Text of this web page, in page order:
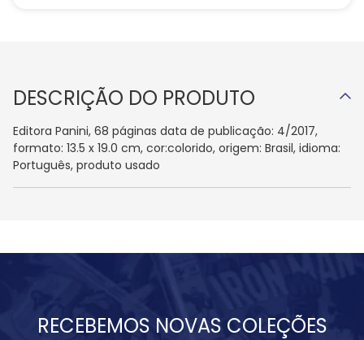
DESCRIÇÃO DO PRODUTO
Editora Panini, 68 páginas data de publicação: 4/2017,
formato: 13.5 x 19.0 cm, cor:colorido, origem: Brasil, idioma:
Português, produto usado
RECEBEMOS NOVAS COLEÇÕES